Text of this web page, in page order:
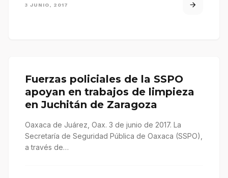
3 JUNIO, 2017
Fuerzas policiales de la SSPO
apoyan en trabajos de limpieza
en Juchitán de Zaragoza
Oaxaca de Juárez, Oax. 3 de junio de 2017. La
Secretaría de Seguridad Pública de Oaxaca (SSPO),
a través de…